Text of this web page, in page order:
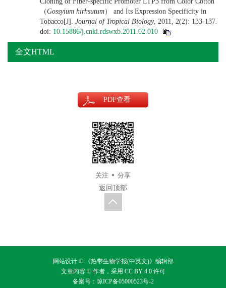
（Gossyium hirhsutum） and Its Expression Specificity in
Tobacco[J]. Journal of Tropical Biology, 2011, 2(2): 133-137.
doi: 10.15886/j.cnki.rdswxb.2011.02.010
全文HTML
PDF查看
关注
分享
返回顶部
网站设计 © 《热带生物学报(中英文)》编辑部
文章内容 © 作者，采用 CC BY 4.0许可
备案号： 琼ICP备05000523号-2